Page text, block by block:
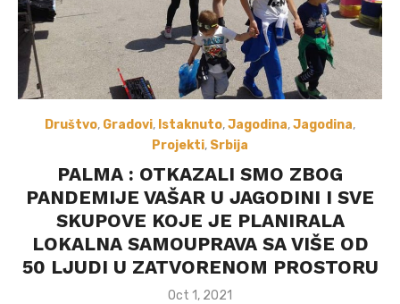
Društvo, Gradovi, Istaknuto,Jagodina,Jagodina,
Projekti, Srbija
PALMA : OTKAZALI SMO ZBOG
PANDEMIJE VAŠAR U JAGODINI I SVE
SKUPOVE KOJE JE PLANIRALA
LOKALNA SAMOUPRAVA SA VIŠE OD
50 LJUDI U ZATVORENOM PROSTORU
Posted
Oct 1, 2021